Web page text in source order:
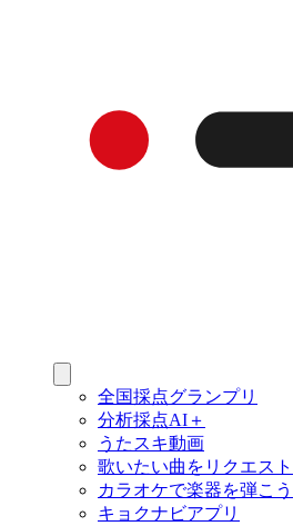
全国採点グランプリ
分析採点AI＋
うたスキ動画
歌いたい曲をリクエスト
カラオケで楽器を弾こう
キョクナビアプリ